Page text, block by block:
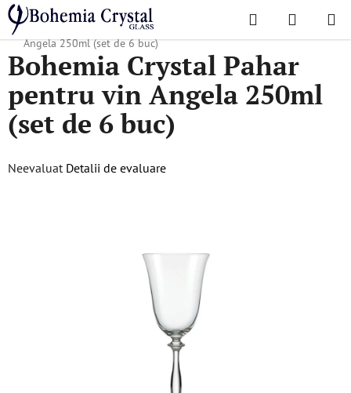
Treci
conținut
Căutare
DE
Acasă
/ Colecții populare / Angela
Bohemia Crystal Pahar pentru vin
Angela 250ml (set de 6 buc)
Bohemia Crystal Pahar
pentru vin Angela 250ml
(set de 6 buc)
Evaluarea
Neevaluat Detalii de evaluare